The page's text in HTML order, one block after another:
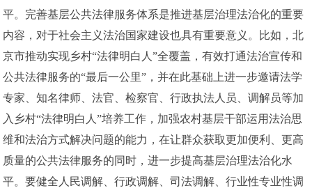
平。完善基层公共法律服务体系是推进基层治理法治化的重要
内容，对于社会主义法治国家建设也具有重要意义。比如，北
京市推动实现乡村“法律明白人”全覆盖，有效打通法治宣传和
公共法律服务的“最后一公里”，并在此基础上进一步邀请法学
专家、知名律师、法官、检察官、行政执法人员、调解员等加
入乡村“法律明白人”培养工作，加强农村基层干部运用法治思
维和法治方式解决问题的能力，在让群众获取更加便利、更高
质量的公共法律服务的同时，进一步提高基层治理法治化水
平。要健全人民调解、行政调解、司法调解、行业性专业性调